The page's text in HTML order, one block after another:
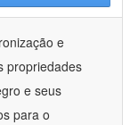
e
propriedades
e seus
para o